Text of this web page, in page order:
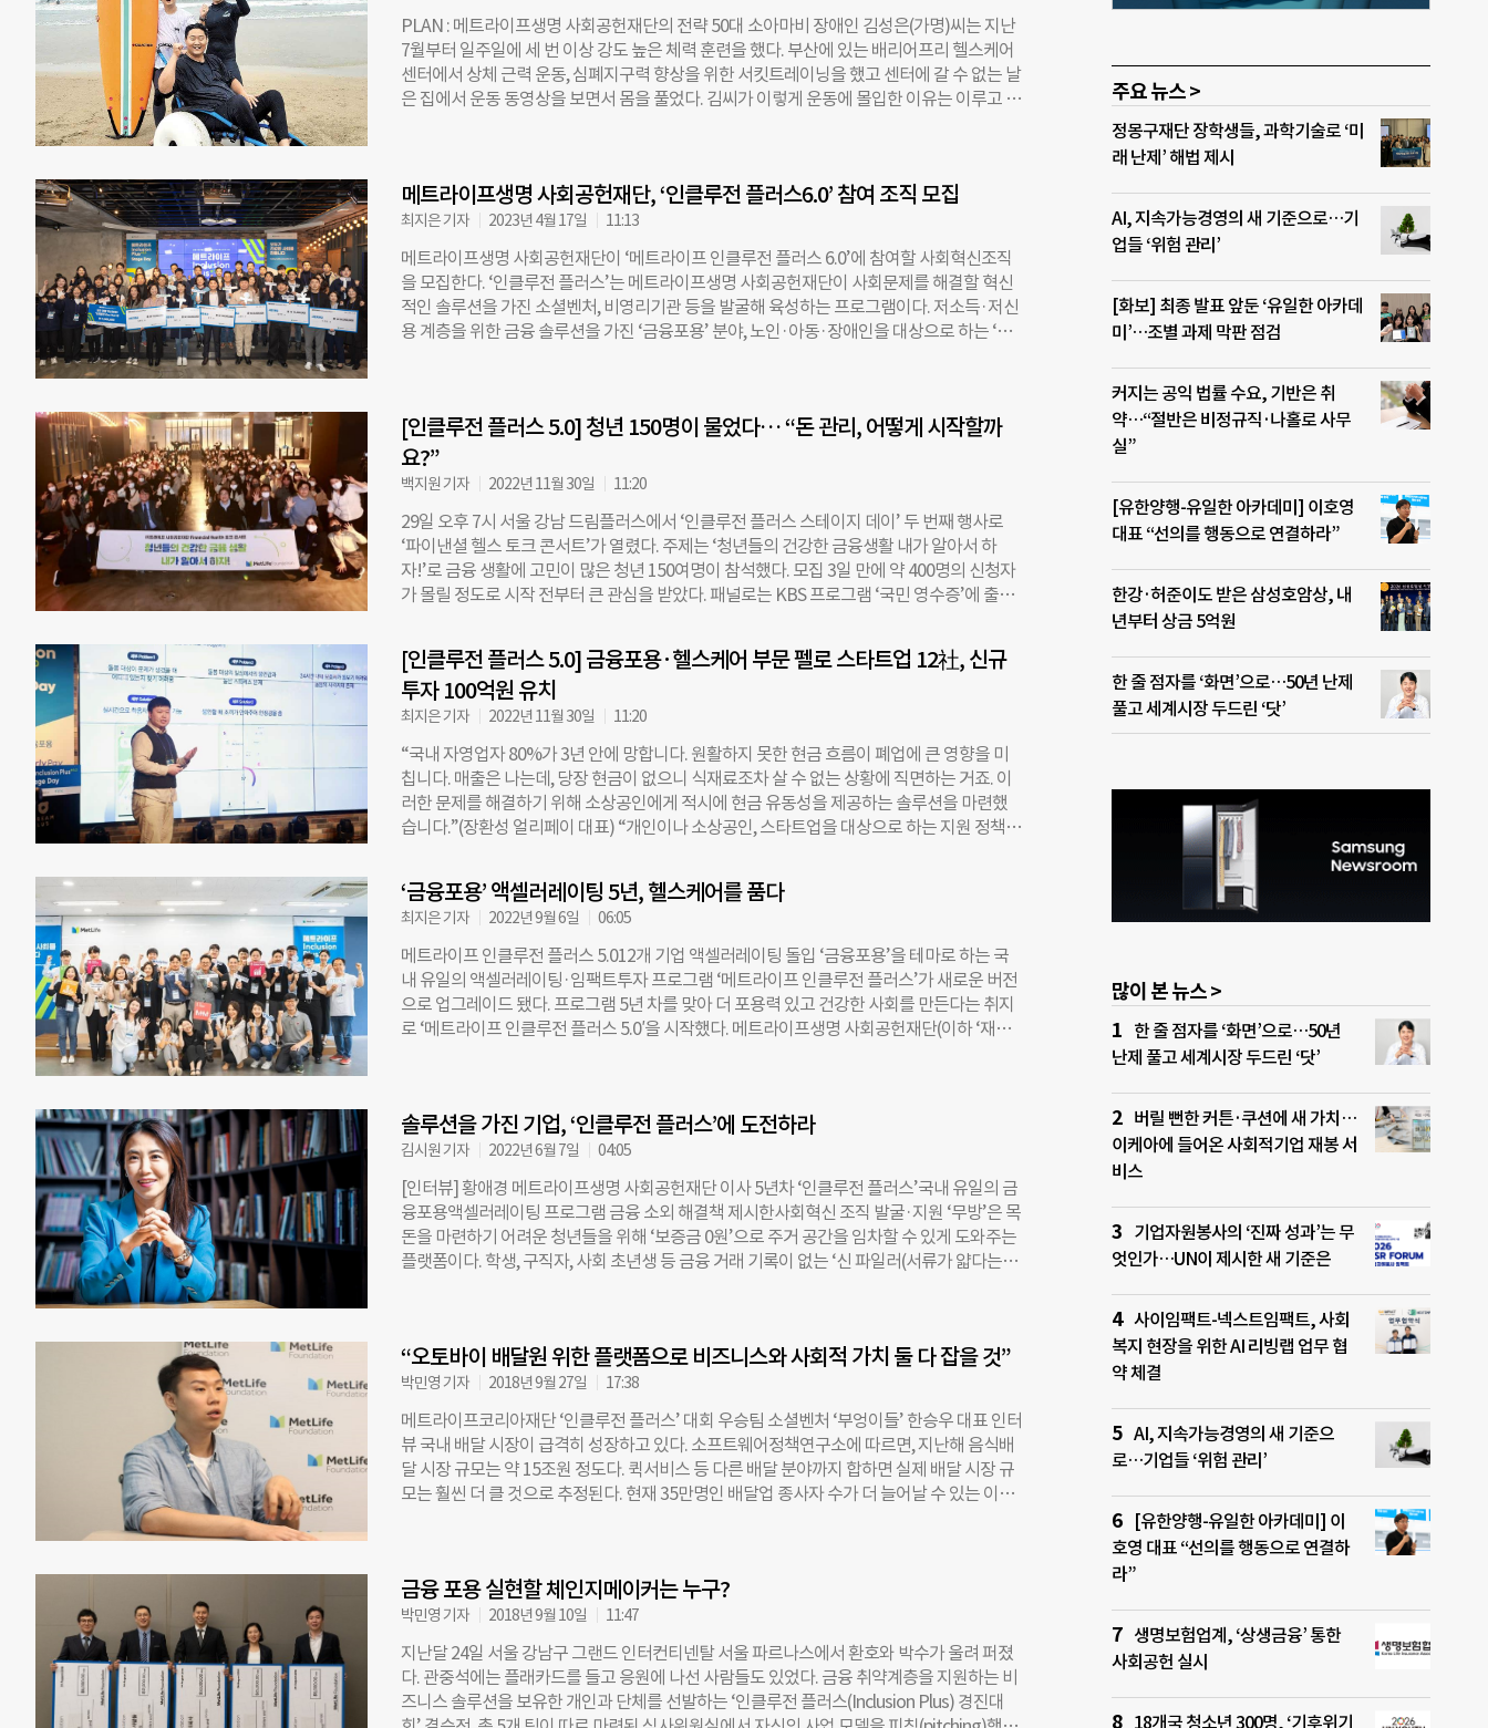
플러스 스테이지 데이’가 열렸다. 인클루전 플러스는 2018년부터 메트라이프생명 사회공헌
재단이 엠와이소셜컴퍼니(MYSC)와 금융포용, 포용적 헬스케어를 주제로 진행하는 액셀러레
이팅·임팩트투자 프로그램이다. 더 많은 사람이 신체적·정신적·재정적으로 건강한 삶을 살
아갈 혁신적인 솔루션을 가진 조직을 발굴해 지원한다. 지난 6년 동안 74개 조직을 선발했으
며 이들 조직이 창출한 사회적가치는 약 1928억원에 달한다. 누적 1583명이 펠로 조직의 서
로 기업과 투자사 관계자 60여 명이 참석했다. 발표에 이어 투자사와의 밋업, 우수기업 시상
이 진행됐다. AI·메타버스 기술로 만든 헬스케어 솔루션 조상미 메트라이프생명 사회공헌재
단 이사는 “사회문제가 복잡해지면서 다양성과 포용성의 사회적가치가 더욱 중요해졌다”면
서 “문제 해결을 위해서는 정부 역할만큼 민간 역할과 조직 간 협력도 필요하다”고 말했다.
PLAN : 메트라이프생명 사회공헌재단의 전략 50대 소아마비 장애인 김성은(가명)씨는 지난
7월부터 일주일에 세 번 이상 강도 높은 체력 훈련을 했다. 부산에 있는 배리어프리 헬스케어
센터에서 상체 근력 운동, 심폐지구력 향상을 위한 서킷트레이닝을 했고 센터에 갈 수 없는 날
은 집에서 운동 동영상을 보면서 몸을 풀었다. 김씨가 이렇게 운동에 몰입한 이유는 이루고 싶
수 없어 특수 장비가 필요하다. 입수를 한다고 해도 바다에서 어떤 돌발 상황이 벌어질지 예측
할 수 없다. 김씨는 “비장애인들이 바다에서 자유롭게 서핑하는 모습이 너무 부러워 바닷가에
앉아 가만히 구경을 하고는 했었다”면서 “이번 생에는 할 수 없을 것 같아서 다음 생의 버킷리
스트에 넣어놨었는데 장애인 서핑 프로젝트가 있다고 해서 바로 참여하게 됐다”고 말했다. 메
트라이프생명 사회공헌재단(이하 메트라이프재단)이 마련한 이번 프로젝트의 이름은 ‘100
일간의 서프라이즈(SurfRise)’. 장애인들이 100일간의 체계적인 훈련을 통해 서핑(Surfing)
에 도전하는 놀라운(Surprise) 과정을 담아내겠다는 취지다. 장애인·고령자·기저질환자에게
상태와 상황에 맞춰 운동을 시작했다. 황애경 메트라이프재단 이사는 “사회공헌 사업을 통해
다양성(Diversity), 형평성(Equity), 포용성(Inclusion)을 의미하는 ‘DEI’ 가치를 실현하는 게
재단의 목표”라며 “비장애인이 하는 모든 것을
메트라이프생명 사회공헌재단, ‘인클루전 플러스6.0’ 참여 조직 모집
최지은 기자 2023년 4월 17일 11:13
메트라이프생명 사회공헌재단이 ‘메트라이프 인클루전 플러스 6.0’에 참여할 사회혁신조직
을 모집한다. ‘인클루전 플러스’는 메트라이프생명 사회공헌재단이 사회문제를 해결할 혁신
적인 솔루션을 가진 소셜벤처, 비영리기관 등을 발굴해 육성하는 프로그램이다. 저소득·저신
용 계층을 위한 금융 솔루션을 가진 ‘금융포용’ 분야, 노인·아동·장애인을 대상으로 하는 ‘헬
달한다. 사회적 비용은 총 1928억원 절감됐다. 선발 조직들은 프로그램 참여 이후 총 294억원
의 후속투자금을 유치했으며 189명의 고용을 창출했다. 대표적인 펠로 기업으로는 얼리페이,
웰로, 테스트웍스, 고요한택시 등이 있다. 올해도 10개 조직을 선발한다. 선정된 기업은 오는
소셜컴퍼니(MYSC)가 재단과 함께 프로그램을 진행한다. 선발된 조직은 마케팅 전략, 그로스
해킹, 법률 등에 대한 전문가 연계 멘토링을 최대 10회 받을 수 있다. 재무제표 분석기반 자금
조달 멘토링, IR컨설팅은 최대 5회 제공한다. 임팩트 창출 로드맵을 구축하고 소셜 KPI를 관
리할 수 있는 컨설팅도 4회 진행한다. 하반기에는 ‘인클루전 플러스 스테이지데이’가 열린다.
대상으로 IR피칭을 진행한다. 최종 평가 상위 2개 조직에는 총 2억원 규모의 임팩트 투자가
이뤄진다. 3~5위 기업에는 총 6000만원의 사업지원금을 제공한다. 프로그램이 종료된 이후
에도 지원은 계속된다. 통합 네트워킹 데이에 참여해 다른 기수의
[인클루전 플러스 5.0] 청년 150명이 물었다… “돈 관리, 어떻게 시작할까
요?”
백지원 기자 2022년 11월 30일 11:20
29일 오후 7시 서울 강남 드림플러스에서 ‘인클루전 플러스 스테이지 데이’ 두 번째 행사로
‘파이낸셜 헬스 토크 콘서트’가 열렸다. 주제는 ‘청년들의 건강한 금융생활 내가 알아서 하
자!’로 금융 생활에 고민이 많은 청년 150여명이 참석했다. 모집 3일 만에 약 400명의 신청자
가 몰릴 정도로 시작 전부터 큰 관심을 받았다. 패널로는 KBS 프로그램 ‘국민 영수증’에 출연
상 사회연대은행 본부장, 김민정 크레파스솔루션 대표가 참석했다. 토크 콘서트는 2부로 나
눠 진행됐다. 1부 오프닝에선 김경필 멘토와 황애경 메트라이프생명 사회공헌재단 이사가
‘건강한 금융생활’이 무엇인지 설명했다. 황애경 이사는 건강한 금융생활을 위해 꼭 기억해야
할 4가지 요소로 소득과 지출, 부채 관리, 저축, 노후를 위한 준비를 꼽았다. 김경필 멘토는 그
중에서도 “저축과 지출에 주목해야 한다”고 했다. 그는 “월급은 은퇴한 미래의 나와 나눠쓰는
것”이라며 청년들에게 월급의 절반 정도를 저축할 것을 권했다. 이어 “오늘날 청년들에게 가
장 값진 지출은 바로 본인의 커리어에 투자하는 것”이라며 “커리어 성장이 곧 노후 준비”라고
말했다. 황애경 이사는 “사전에 받은 질문 중에 어려운 금융을 어떻게 공부해야 하냐는 의견
이 많았다”며 “공부를 한다고 금융을 잘 알 수 있는 것이냐”라고 물었다. 김경필 멘토는 “사회
각하는 것이 곧 공부”라고 했다. 2부에선 돈 관리에 어려움을 겪는 청년들의 사례가 소개됐다.
첫 번째는 ‘무지출 챌린지’에 참여 중인 1년차 직장인 A씨의 이야기였다. A씨는 한
[인클루전 플러스 5.0] 금융포용·헬스케어 부문 펠로 스타트업 12社, 신규
투자 100억원 유치
최지은 기자 2022년 11월 30일 11:20
“국내 자영업자 80%가 3년 안에 망합니다. 원활하지 못한 현금 흐름이 폐업에 큰 영향을 미
칩니다. 매출은 나는데, 당장 현금이 없으니 식재료조차 살 수 없는 상황에 직면하는 거죠. 이
러한 문제를 해결하기 위해 소상공인에게 적시에 현금 유동성을 제공하는 솔루션을 마련했
습니다.”(장환성 얼리페이 대표) “개인이나 소상공인, 스타트업을 대상으로 하는 지원 정책은
택을 받지 못하는 경우가 전체 대상자의 60%에 달합니다. 웰로는 개인과 기업, 정부를 연결
해 지속가능한 정책생태계를 만들어가고 있습니다.”(김유리안나 웰로 대표) 메트라이프생명
사회공헌재단과 엠와이소셜컴퍼니(MYSC)가 29일 서울 서초 드림플러스 강남에서 ‘인클루
전 플러스 스테이지 데이’를 개최했다. ‘인클루전 플러스’는 메트라이프생명 사회공헌재단이
2018년부터 ‘금융포용’을 주제로 진행한 액셀러레이팅·임팩트투자 프로그램이다. 저소득·
저신용 계층을 위한 금융 솔루션을 가진 사회혁신 조직을 발굴해 지원한다. 지난 4년동안 펠
로 기업 52곳이 제공하는 서비스와 상품의 이용자는 1240만명에 달한다. 대부분 제도권 금융
부터 4개월 동안 액셀러레이팅을 받았다. 이날 진행된 ‘인클루전 플러스 스테이지 데이’에는
펠로 관계자와 투자자 등 60여 명이 참석했다. 1부에서는 스타트업 12곳 대표자가 IR 피칭을
에 대한 시상이 진행됐다. 조상미 메트라이프생명 사회공헌재단 이사는 “한국은 지속적으로
늘어나는 가계부채,
‘금융포용’ 액셀러레이팅 5년, 헬스케어를 품다
최지은 기자 2022년 9월 6일 06:05
메트라이프 인클루전 플러스 5.012개 기업 액셀러레이팅 돌입 ‘금융포용’을 테마로 하는 국
내 유일의 액셀러레이팅·임팩트투자 프로그램 ‘메트라이프 인클루전 플러스’가 새로운 버전
으로 업그레이드 됐다. 프로그램 5년 차를 맞아 더 포용력 있고 건강한 사회를 만든다는 취지
로 ‘메트라이프 인클루전 플러스 5.0′을 시작했다. 메트라이프생명 사회공헌재단(이하 ‘재단’)
려운 청년, 소상공인, 이주 노동자, 플랫폼 노동자 등이다. 올해 진행하는 ‘메트라이프 인클루
전 플러스 5.0′ 프로그램은 사회혁신 전문 컨설팅·투자 기관인 엠와이소셜컴퍼니(MYSC)와
함께 운영한다. 솔루션의 주제를 ‘금융 건강’에서 ‘신체·정신적 건강’으로 확대한 것이 가장
큰 특징이다. ‘지속가능성’ 고려한 액셀러레이팅 지난 6~7월 인클루전 플러스 5.0 프로그램의
펠로 기업 공모와 심사를 진행한 결과, ‘금융포용’과 ‘헬스케어’ 두 부문에서 각각 6곳 씩 총 12
기업이 최종 명단에 이름을 올렸다. 금융포용 부문에서는 ▲디스에이블드 ▲얼리페이 ▲웰
로 ▲윙크스톤파트너스 ▲인슈딜 ▲크레페이 등이 선정됐다. 발달장애 예술가, 신용 등급이
새로운 기술이나 플랫폼을 개발해 건강을 증진할 수 있는 솔루션을 제공하는 조직들이다. 지
난달부터는 선정된 기업을 대상으로 액셀러레이팅을 진행 중이다. 액셀러레이팅은 ▲조직
건강성 모듈 ▲재무 건강성 모듈 ▲비즈니스 건강성 모듈 등 세 부문에 걸쳐 진행된다.
솔루션을 가진 기업, ‘인클루전 플러스’에 도전하라
김시원 기자 2022년 6월 7일 04:05
[인터뷰] 황애경 메트라이프생명 사회공헌재단 이사 5년차 ‘인클루전 플러스’국내 유일의 금
융포용액셀러레이팅 프로그램 금융 소외 해결책 제시한사회혁신 조직 발굴·지원 ‘무방’은 목
돈을 마련하기 어려운 청년들을 위해 ‘보증금 0원’으로 주거 공간을 임차할 수 있게 도와주는
플랫폼이다. 학생, 구직자, 사회 초년생 등 금융 거래 기록이 없는 ‘신 파일러(서류가 얇다는
을 서준다. 임대인은 임차인이 월세를 체납하더라도 무방을 통해 정해진 날에 월세를 받을 수
있다. 2019년부터 무방을 이용한 임차인은 3만4000여 명. 해결한 보증금 총액은 210억원에
달한다. 지난달 17일 만난 황애경(49) 메트라이프생명 사회공헌재단 이사는 “어렵고 복잡해
보이는 사회문제에도 반드시 ‘솔루션’은 있다”고 말했다. 재단이 2018년 시작한 ‘메트라이프
인클루전 플러스’도 솔루션을 찾는 프로그램이다. 청년, 소상공인, 이주노동자, 플랫폼 노동
자, 고령자 등 제도권 금융을 이용하기 어려운 이들에게 솔루션을 제공하는 사회혁신 조직을
선발해 지원한다. 청년 주거 빈곤 문제를 금융의 관점에서 접근해 해결책을 제시한 ‘무방’도
높여 불평등과 양극화를 해소하는 게 금융포용이죠. 프로그램 운영 5년 차를 맞은 올해는 기
존의 금융포용에 ‘헬스케어’ 분야를 더해 지원 대상을 확장했어요.” 해외에서는 ‘금융포용’이
대세 ―한국에서
“오토바이 배달원 위한 플랫폼으로 비즈니스와 사회적 가치 둘 다 잡을 것”
박민영 기자 2018년 9월 27일 17:38
메트라이프코리아재단 ‘인클루전 플러스’ 대회 우승팀 소셜벤처 ‘부엉이들’ 한승우 대표 인터
뷰 국내 배달 시장이 급격히 성장하고 있다. 소프트웨어정책연구소에 따르면, 지난해 음식배
달 시장 규모는 약 15조원 정도다. 퀵서비스 등 다른 배달 분야까지 합하면 실제 배달 시장 규
모는 훨씬 더 클 것으로 추정된다. 현재 35만명인 배달업 종사자 수가 더 늘어날 수 있는 이유
련 상품과 서비스를 개발하면 비즈니스적 가치는 물론 사회 문제도 해결할 수 있겠다고 생각
했다”고 말했다. 부엉이들은 지난달 24일 열린 ‘인클루전 플러스’ 결승 대회에서 우승을 차지
했다. 메트라이프코리아재단이 주최하는 인클루전 플러스는 금융 취약계층을 지원하는 비즈
니스 솔루션을 보유한 개인이나 단체를 선발하는 대회다. 지난 4월 참가 신청을 받기 시작해
최종 20개 팀이 준결승에 진출했고, 이날 결승에서 최종 1~5위가 가려졌다. 한승우 부엉이들
대표를 서울 강남구 메트라이프생명 사옥에서 인터뷰했다. ◇대회 준비하며 사업 모델 구체
금융 포용 실현할 체인지메이커는 누구?
박민영 기자 2018년 9월 10일 11:47
지난달 24일 서울 강남구 그랜드 인터컨티넨탈 서울 파르나스에서 환호와 박수가 울려 퍼졌
다. 관중석에는 플래카드를 들고 응원에 나선 사람들도 있었다. 금융 취약계층을 지원하는 비
즈니스 솔루션을 보유한 개인과 단체를 선발하는 ‘인클루전 플러스(Inclusion Plus) 경진대
주요 뉴스 >
정몽구재단 장학생들, 과학기술로 ‘미
래 난제’ 해법 제시
AI, 지속가능경영의 새 기준으로…기
업들 ‘위험 관리’
[화보] 최종 발표 앞둔 ‘유일한 아카데
미’…조별 과제 막판 점검
커지는 공익 법률 수요, 기반은 취
약…“절반은 비정규직·나홀로 사무
실”
[유한양행-유일한 아카데미] 이호영
대표 “선의를 행동으로 연결하라”
한강·허준이도 받은 삼성호암상, 내
년부터 상금 5억원
한 줄 점자를 ‘화면’으로…50년 난제
풀고 세계시장 두드린 ‘닷’
많이 본 뉴스 >
한 줄 점자를 ‘화면’으로…50년
난제 풀고 세계시장 두드린 ‘닷’
버릴 뻔한 커튼·쿠션에 새 가치…
이케아에 들어온 사회적기업 재봉 서
비스
기업자원봉사의 ‘진짜 성과’는 무
엇인가…UN이 제시한 새 기준은
사이임팩트-넥스트임팩트, 사회
복지 현장을 위한 AI 리빙랩 업무 협
약 체결
AI, 지속가능경영의 새 기준으
로…기업들 ‘위험 관리’
[유한양행-유일한 아카데미] 이
호영 대표 “선의를 행동으로 연결하
라”
생명보험업계, ‘상생금융’ 통한
사회공헌 실시
18개국 청소년 300명, ‘기후위기